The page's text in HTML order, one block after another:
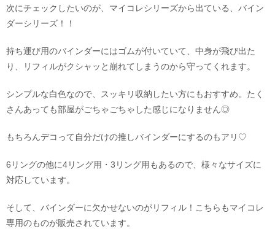
次にチェックしたいのが、マイコレシリーズから出ている、バイン
ダーシリーズ！！
持ち運び用のバインダーにはゴムが付いていて、中身が飛び出た
り、リフィルがクシャッと崩れてしまうのから守ってくれます。
シンプルな白色なので、スッキリ収納したい方にもおすすめ。たく
さんあっても部屋がごちゃごちゃした感じになりません◎
もちろんデコって自分だけの推しバインダーにするのもアリ♡
6リングの他に4リング用・3リング用もあるので、様々なサイズに
対応しています。
そして、バインダーに欠かせないのがリフィル！こちらもマイコレ
専用のものが販売されています。